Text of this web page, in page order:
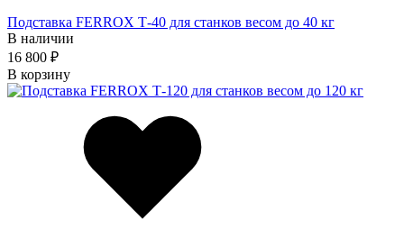
Подставка FERROX Т-40 для станков весом до 40 кг
В наличии
16 800 ₽
В корзину